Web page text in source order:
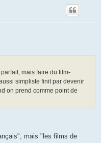
mais faire du film-
simpliste finit par devenir
on prend comme point de
mais "les films de